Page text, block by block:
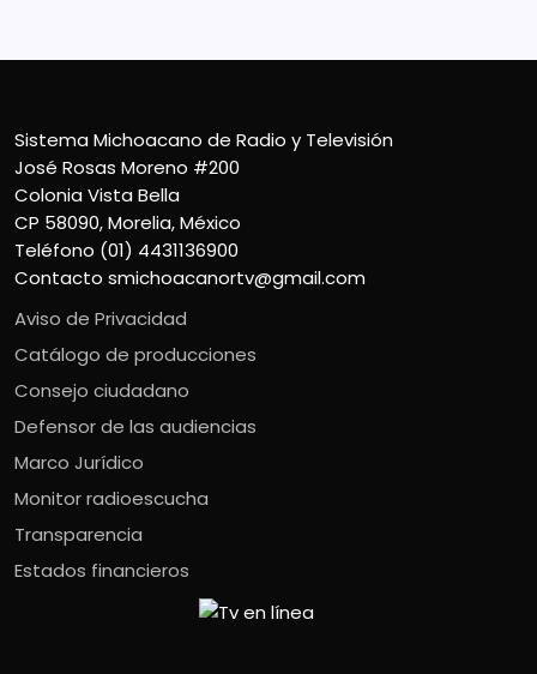
Sistema Michoacano de Radio y Televisión
José Rosas Moreno #200
Colonia Vista Bella
CP 58090, Morelia, México
Teléfono (01) 4431136900
Contacto smichoacanortv@gmail.com
Aviso de Privacidad
Catálogo de producciones
Consejo ciudadano
Defensor de las audiencias
Marco Jurídico
Monitor radioescucha
Transparencia
Estados financieros